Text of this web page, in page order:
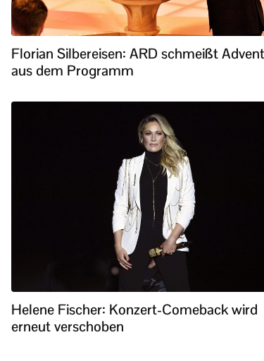
Florian Silbereisen: ARD schmeißt
aus dem Programm
Helene Fischer: Konzert-Comeback wird
erneut verschoben